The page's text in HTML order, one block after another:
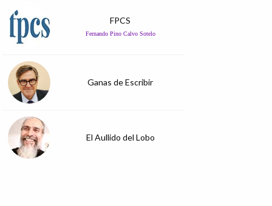
FPCS
Fernando Pino Calvo Sotelo
Ganas de Escribir
El Aullido del Lobo